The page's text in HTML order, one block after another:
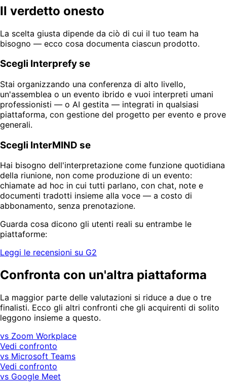
Il verdetto onesto
La scelta giusta dipende da ciò di cui il tuo team ha
bisogno — ecco cosa documenta ciascun prodotto.
Scegli Interprefy se
Stai organizzando una conferenza di alto livello,
un'assemblea o un evento ibrido e vuoi interpreti umani
professionisti — o AI gestita — integrati in qualsiasi
piattaforma, con gestione del progetto per evento e prove
generali.
Scegli InterMIND se
Hai bisogno dell'interpretazione come funzione quotidiana
della riunione, non come produzione di un evento:
chiamate ad hoc in cui tutti parlano, con chat, note e
documenti tradotti insieme alla voce — a costo di
abbonamento, senza prenotazione.
Guarda cosa dicono gli utenti reali su entrambe le
piattaforme:
Leggi le recensioni su G2
Confronta con un'altra piattaforma
La maggior parte delle valutazioni si riduce a due o tre
finalisti. Ecco gli altri confronti che gli acquirenti di solito
leggono insieme a questo.
vs Zoom Workplace
Vedi confronto
vs Microsoft Teams
Vedi confronto
vs Google Meet